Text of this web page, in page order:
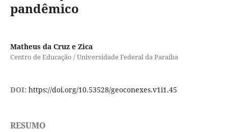
pandêmico
Matheus da Cruz e Zica
Centro de Educação / Universidade Federal da Paraíba
DOI: https://doi.org/10.53528/geoconexes.v1i1.45
RESUMO